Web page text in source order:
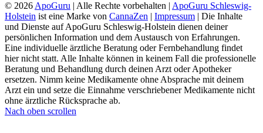
© 2026 ApoGuru | Alle Rechte vorbehalten | ApoGuru Schleswig-
Holstein ist eine Marke von CannaZen | Impressum | Die Inhalte
und Dienste auf ApoGuru Schleswig-Holstein dienen deiner
persönlichen Information und dem Austausch von Erfahrungen.
Eine individuelle ärztliche Beratung oder Fernbehandlung findet
hier nicht statt. Alle Inhalte können in keinem Fall die professionelle
Beratung und Behandlung durch deinen Arzt oder Apotheker
ersetzen. Nimm keine Medikamente ohne Absprache mit deinem
Arzt ein und setze die Einnahme verschriebener Medikamente nicht
ohne ärztliche Rücksprache ab.
Nach oben scrollen